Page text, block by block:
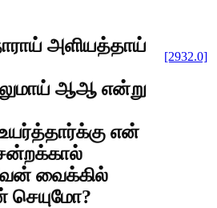
அளியத்தாய்
ஆஆ என்று
என்
வைக்கில்
செயுமோ?
[2932.0]